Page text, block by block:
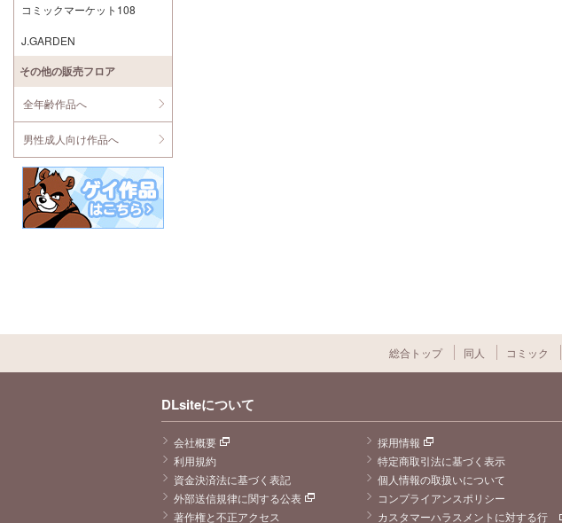
コミックマーケット108
J.GARDEN
その他の販売フロア
全年齢作品へ
男性成人向け作品へ
総合トップ 同人 コミック
DLsiteについて
会社概要
採用情報
利用規約
特定商取引法に基づく表示
資金決済法に基づく表記
個人情報の取扱いについて
外部送信規律に関する公表
コンプライアンスポリシー
著作権と不正アクセス
カスタマーハラスメントに対する行